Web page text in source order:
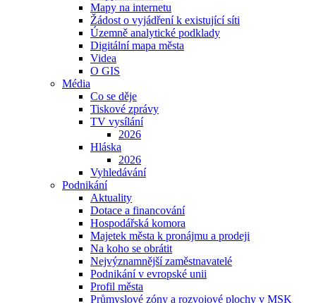
Mapy na internetu
Žádost o vyjádření k existující síti
Územně analytické podklady
Digitální mapa města
Videa
O GIS
Média
Co se děje
Tiskové zprávy
TV vysílání
2026
Hláska
2026
Vyhledávání
Podnikání
Aktuality
Dotace a financování
Hospodářská komora
Majetek města k pronájmu a prodeji
Na koho se obrátit
Nejvýznamnější zaměstnavatelé
Podnikání v evropské unii
Profil města
Průmyslové zóny a rozvojové plochy v MSK